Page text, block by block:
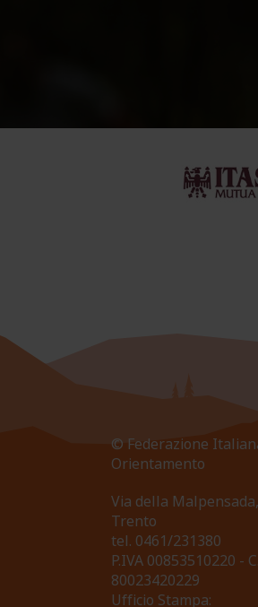
© Federazione
Orientamento
Via della
Trento
tel. 0461/231380
P.IVA 00853510220 -
80023420229
Ufficio Stampa: